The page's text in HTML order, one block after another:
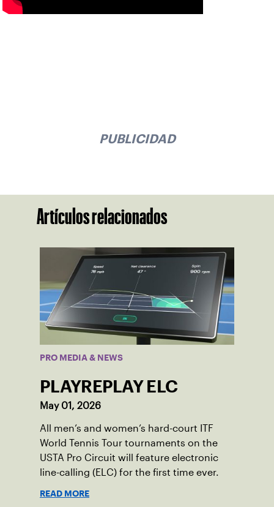
PUBLICIDAD
Artículos relacionados
PRO MEDIA & NEWS
PLAYREPLAY ELC
May 01, 2026
All men’s and women’s hard-court ITF
World Tennis Tour tournaments on the
USTA Pro Circuit will feature electronic
line-calling (ELC) for the first time ever.
READ MORE